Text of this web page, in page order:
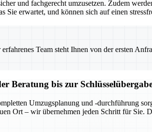
und fachgerecht umzusetzen. Zudem
Sie erwartet, und können sich auf einen
Team steht Ihnen von der ersten
Beratung bis zur
Umzugsplanung und -durchführung
Ort – wir übernehmen jeden Schritt für